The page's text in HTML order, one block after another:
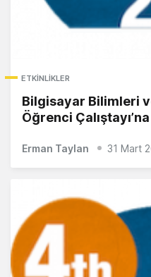
ETKINLIKLER
Bilgisayar Bilimleri
Öğrenci
Erman Taylan 31 Mart